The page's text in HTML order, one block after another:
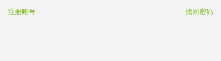
注册账号 找回密码